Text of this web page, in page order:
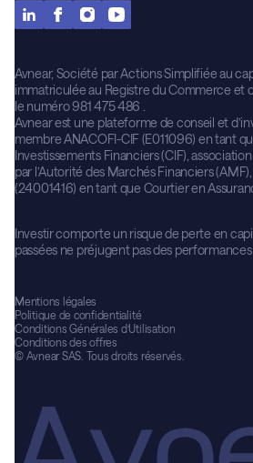
Avnear, Société par Actions Simplifiée au
immatriculée au Registre du Commerce et
le numéro 981 475 486 .
Avnear est une plateforme de conseil et
membre ANACOFI-CIF (E011096) en tant
Investissements Financiers (CIF),
par l’Autorité des Marchés Financiers
(24001416) en tant que Courtier en
Investir comporte un risque de perte en
passées ne préjugent pas des
© Avnear SAS. Tous droits réservés.
Mentions légales
Politique de confidentialité
Conditions Générales d’Utilisation
Conditions des offres